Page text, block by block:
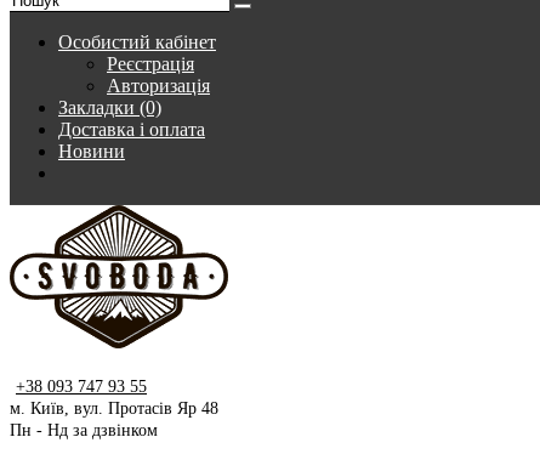
Особистий кабінет
Реєстрація
Авторизація
Закладки (0)
Доставка і оплата
Новини
+38 093 747 93 55
м. Київ, вул. Протасів Яр 48
Пн - Нд за дзвінком